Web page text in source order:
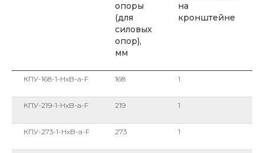
опоры
(для
силовых
опор),
мм
на
кронштейне
КПУ-168-1-HxB-a-F 168 1
КПУ-219-1-HxB-a-F 219 1
КПУ-273-1-HxB-a-F 273 1